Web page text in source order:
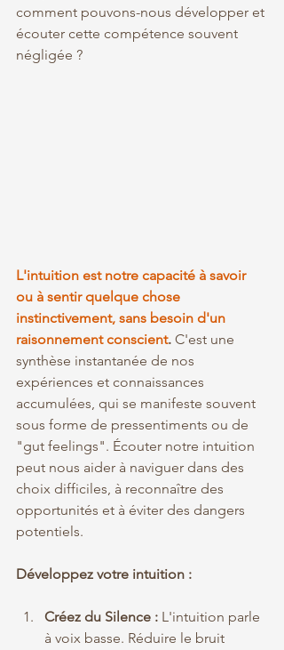
comment pouvons-nous développer et
écouter cette compétence souvent
négligée ?
L'intuition est notre capacité à savoir
ou à sentir quelque chose
instinctivement, sans besoin d'un
raisonnement conscient. C'est une
synthèse instantanée de nos
expériences et connaissances
accumulées, qui se manifeste souvent
sous forme de pressentiments ou de
"gut feelings". Écouter notre intuition
peut nous aider à naviguer dans des
choix difficiles, à reconnaître des
opportunités et à éviter des dangers
potentiels.
Développez votre intuition :
Créez du Silence : L'intuition parle
à voix basse. Réduire le bruit